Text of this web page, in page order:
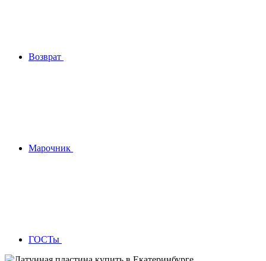
Возврат
Марочник
ГОСТы